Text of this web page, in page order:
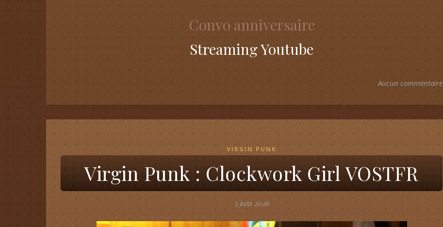
Convo anniversaire
Streaming Youtube
Aucun commentaire
VIRGIN PUNK
Virgin Punk : Clockwork Girl VOSTFR
5 juin 2026